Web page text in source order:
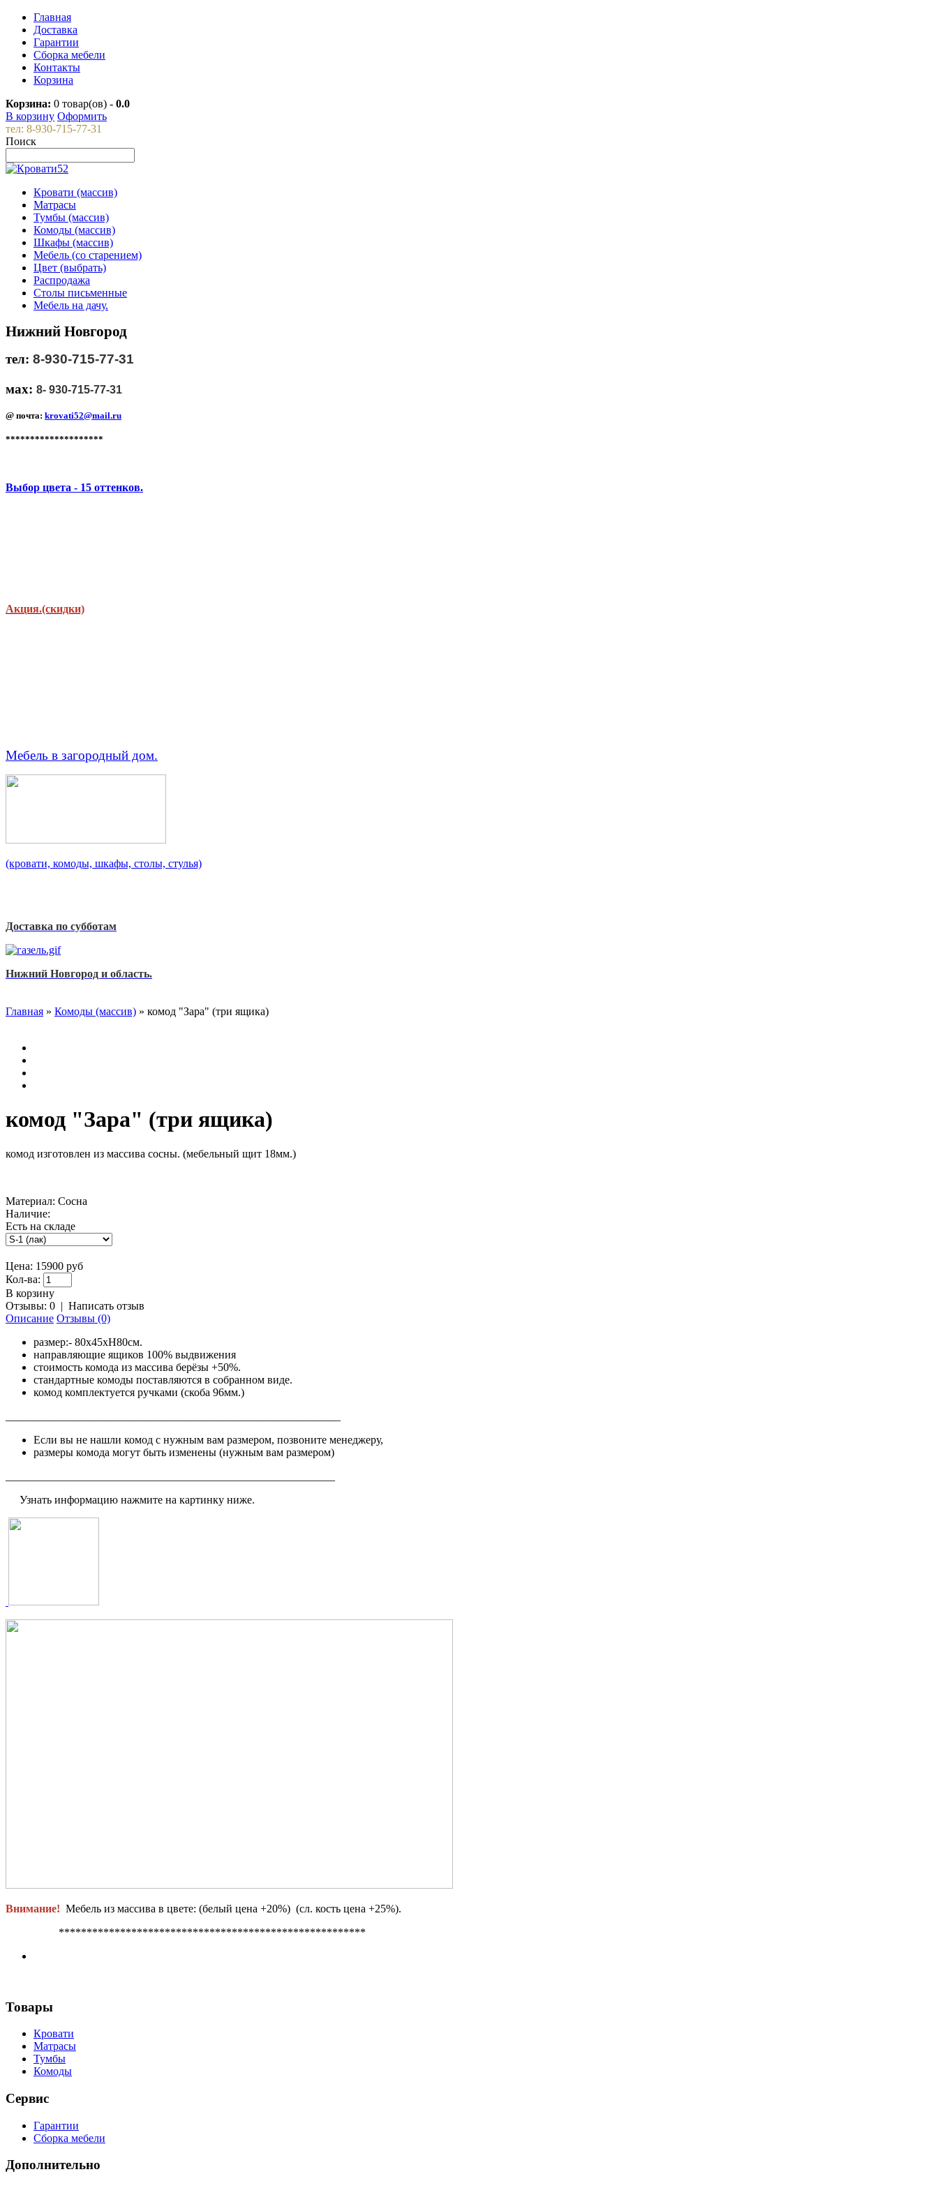
Главная
Доставка
Гарантии
Сборка мебели
Контакты
Корзина
Корзина: 0 товар(ов) - 0.0
В корзину Оформить
тел: 8-930-715-77-31
Поиск
Кровати (массив)
Матрасы
Тумбы (массив)
Комоды (массив)
Шкафы (массив)
Мебель (со старением)
Цвет (выбрать)
Распродажа
Столы письменные
Мебель на дачу.
Нижний Новгород
тел: 8-930-715-77-31
мах: 8- 930-715-77-31
@ почта: krovati52@mail.ru
********************
Выбор цвета - 15 оттенков.
Акция.(скидки)
Мебель в загородный дом.
(кровати, комоды, шкафы, столы, стулья)
Доставка по субботам
Нижний Новгород и область.
Главная » Комоды (массив) » комод "Зара" (три ящика)
комод "Зара" (три ящика)
комод изготовлен из массива сосны. (мебельный щит 18мм.)
Материал: Сосна
Наличие:
Есть на складе
Цена: 15900 руб
Кол-ва:
В корзину
Отзывы: 0 | Написать отзыв
Описание Отзывы (0)
размер:- 80х45хН80см.
направляющие ящиков 100% выдвижения
стоимость комода из массива берёзы +50%.
стандартные комоды поставляются в собранном виде.
комод комплектуется ручками (скоба 96мм.)
Если вы не нашли комод с нужным вам размером, позвоните менеджеру,
размеры комода могут быть изменены (нужным вам размером)
Узнать информацию нажмите на картинку ниже.
Внимание! Мебель из массива в цвете: (белый цена +20%) (сл. кость цена +25%).
*******************************************************
Товары
Кровати
Матрасы
Тумбы
Комоды
Сервис
Гарантии
Сборка мебели
Дополнительно